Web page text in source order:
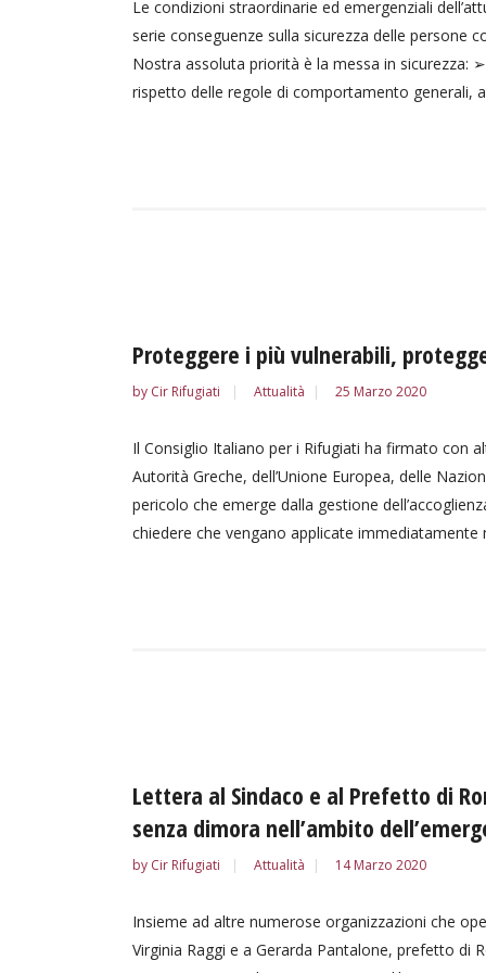
Le condizioni straordinarie ed emergenziali
serie conseguenze sulla sicurezza delle persone
Nostra assoluta priorità è la messa in sicurezza:
rispetto delle regole di comportamento generali,
Proteggere i più vulnerabili,
by Cir Rifugiati Attualità 25 Marzo 2020
Il Consiglio Italiano per i Rifugiati ha firmato con
Autorità Greche, dell’Unione Europea, delle
pericolo che emerge dalla gestione
chiedere che vengano applicate immediatamente
Lettera al Sindaco e al Prefetto di
senza dimora nell’ambito
by Cir Rifugiati Attualità 14 Marzo 2020
Insieme ad altre numerose organizzazioni che
Virginia Raggi e a Gerarda Pantalone, prefetto di